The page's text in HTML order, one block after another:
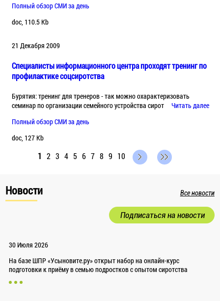
Полный обзор СМИ за день
doc, 110.5 Kb
21 Декабря 2009
Специалисты информационного центра проходят тренинг по
профилактике соцсиротства
Бурятия: тренинг для тренеров - так можно охарактеризовать
семинар по организации семейного устройства сирот
Читать далее
Полный обзор СМИ за день
doc, 127 Kb
1 2 3 4 5 6 7 8 9 10
Новости Все новости
Подписаться на новости
30 Июля 2026
На базе ШПР «Усыновите.ру» открыт набор на онлайн-курс
подготовки к приёму в семью подростков с опытом сиротства